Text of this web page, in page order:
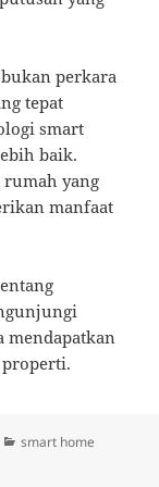
perkara
tepat
smart
baik.
yang
manfaat
mendapatkan
Categories
smart home